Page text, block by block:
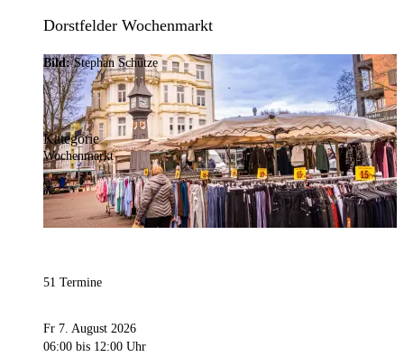
Dorstfelder Wochenmarkt
Bild:Stephan Schütze
Kategorie
Wochenmarkt
51 Termine
Fr 7. August 2026
06:00 bis 12:00 Uhr